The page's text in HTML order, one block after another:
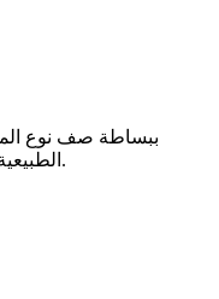
ببساطة صف نوع
الطبيعية - اشمل النوع والمزاج والآلات والأسلوب.